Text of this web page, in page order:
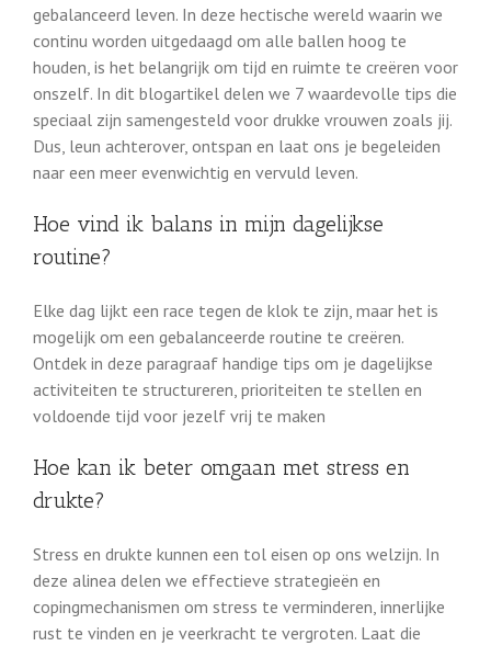
gebalanceerd leven. In deze hectische wereld waarin we
continu worden uitgedaagd om alle ballen hoog te
houden, is het belangrijk om tijd en ruimte te creëren voor
onszelf. In dit blogartikel delen we 7 waardevolle tips die
speciaal zijn samengesteld voor drukke vrouwen zoals jij.
Dus, leun achterover, ontspan en laat ons je begeleiden
naar een meer evenwichtig en vervuld leven.
Hoe vind ik balans in mijn dagelijkse
routine?
Elke dag lijkt een race tegen de klok te zijn, maar het is
mogelijk om een gebalanceerde routine te creëren.
Ontdek in deze paragraaf handige tips om je dagelijkse
activiteiten te structureren, prioriteiten te stellen en
voldoende tijd voor jezelf vrij te maken
Hoe kan ik beter omgaan met stress en
drukte?
Stress en drukte kunnen een tol eisen op ons welzijn. In
deze alinea delen we effectieve strategieën en
copingmechanismen om stress te verminderen, innerlijke
rust te vinden en je veerkracht te vergroten. Laat die